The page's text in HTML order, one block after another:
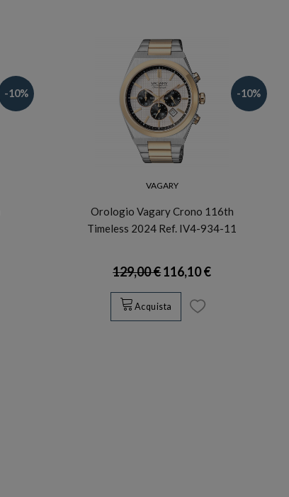
-10% -10%
VAGARY
Orologio Vagary Crono 116th
Timeless 2024 Ref. IV4-934-11
129,00 €116,10 €
Acquista